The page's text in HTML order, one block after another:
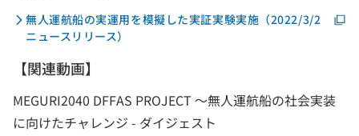
無人運航船の実運用を模擬した実証実験実施（2022/3/2
ニュースリリース）
【関連動画】
MEGURI2040 DFFAS PROJECT 〜無人運航船の社会実装
に向けたチャレンジ - ダイジェスト